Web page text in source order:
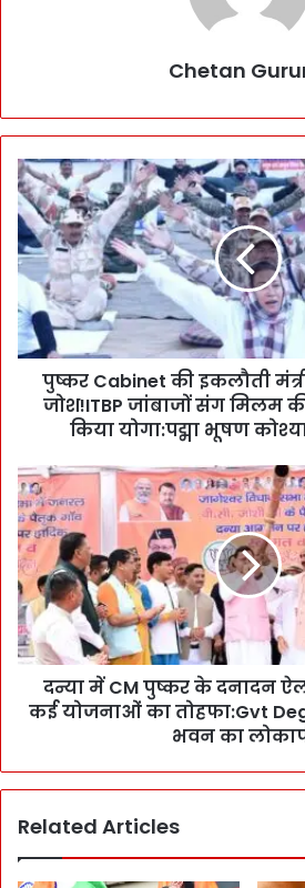
Chetan
पु
ष्क
र
C
a
i
n
e
लौ
ती
मं
त्री
रे
खा
की
जां
बा
!
T
पुष्कर Cabinet की इकलौती
जोश!ITBP जांबाजों संग मिलम
किया योगा:पद्मा भूषण
द
न्या
में
C
M
पु
ष्क
र
के
न
दन्या में CM पुष्कर के दनादन
कई योजनाओं का तोहफा:Gvt
भवन का
Related Articles